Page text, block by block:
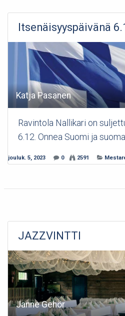
Itsenäisyyspäivänä
Katja Pasanen
Ravintola Nallikari on
6.12. Onnea Suomi ja
jouluk. 5, 2023 0 2591
JAZZVINTTI
Janne Gehör